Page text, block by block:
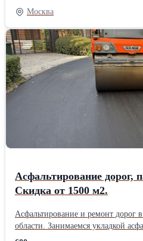
цикл работ: укладку асфальта,
асфальтовой крошки, установку
подготовку основания и
специалиста и составление сметы
собственный парк техники,
можем оперативно выходить на объект. Берём
объёма — от небольших
объёме от 1500 м2 даём скидку до 10%. Цены
руб./м2. Если найдёте
и предложить более выгодные условия. Работаем
технологиям, соблюдаем сроки и
Позвоните или оставьте заявку
объект и посчитаем стоимость без
Москва
Асфальтирование дорог,
Скидка от 1500 м2.
Асфальтирование и ремонт дорог
области. Занимаемся укладкой асфальта любой сложности,
ямочным ремонтом,